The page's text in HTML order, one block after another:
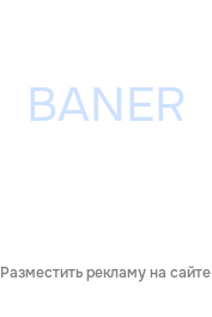
Разместить рекламу на сайте